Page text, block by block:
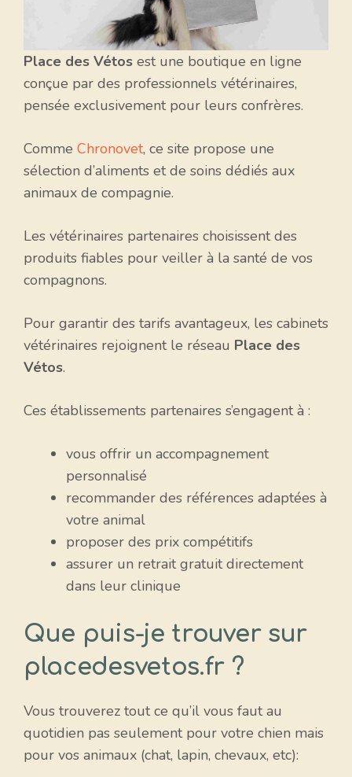
Place des Vétos est une boutique en ligne
conçue par des professionnels vétérinaires,
pensée exclusivement pour leurs confrères.
Comme Chronovet, ce site propose une
sélection d’aliments et de soins dédiés aux
animaux de compagnie.
Les vétérinaires partenaires choisissent des
produits fiables pour veiller à la santé de vos
compagnons.
Pour garantir des tarifs avantageux, les cabinets
vétérinaires rejoignent le réseau Place des
Vétos.
Ces établissements partenaires s’engagent à :
vous offrir un accompagnement
personnalisé
recommander des références adaptées à
votre animal
proposer des prix compétitifs
assurer un retrait gratuit directement
dans leur clinique
Que puis-je trouver sur
placedesvetos.fr ?
Vous trouverez tout ce qu’il vous faut au
quotidien pas seulement pour votre chien mais
pour vos animaux (chat, lapin, chevaux, etc):